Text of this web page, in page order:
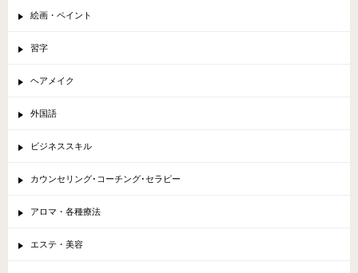
絵画・ペイント
習字
ヘアメイク
外国語
ビジネススキル
カウンセリング･コーチング･セラピー
アロマ・各種療法
エステ・美容